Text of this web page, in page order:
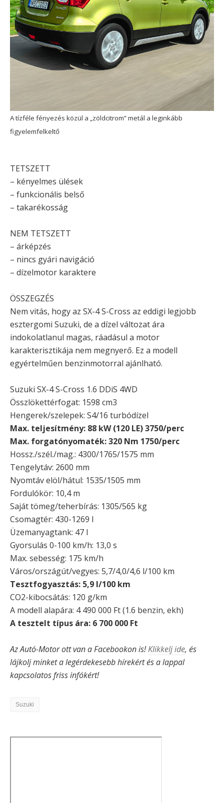
A tízféle fényezés közül a „zöldcitrom” metál a leginkább
figyelemfelkeltő
TETSZETT
– kényelmes ülések
– funkcionális belső
– takarékosság
NEM TETSZETT
– árképzés
– nincs gyári navigáció
– dízelmotor karaktere
ÖSSZEGZÉS
Nem vitás, hogy az SX-4 S-Cross az eddigi legjobb
esztergomi Suzuki, de a dízel változat ára
indokolatlanul magas, ráadásul a motor
karakterisztikája nem megnyerő. Ez a modell
egyértelműen benzinmotorral ajánlható.
Suzuki SX-4 S-Cross 1.6 DDiS 4WD
Összlökettérfogat: 1598 cm3
Hengerek/szelepek: S4/16 turbódízel
Max. teljesítmény: 88 kW (120 LE) 3750/perc
Max. forgatónyomaték: 320 Nm 1750/perc
Hossz./szél./mag.: 4300/1765/1575 mm
Tengelytáv: 2600 mm
Nyomtáv elöl/hátul: 1535/1505 mm
Fordulókör: 10,4 m
Saját tömeg/teherbírás: 1305/565 kg
Csomagtér: 430-1269 l
Üzemanyagtank: 47 l
Gyorsulás 0-100 km/h: 13,0 s
Max. sebesség: 175 km/h
Város/országút/vegyes: 5,7/4,0/4,6 l/100 km
Tesztfogyasztás: 5,9 l/100 km
CO2-kibocsátás: 120 g/km
A modell alapára: 4 490 000 Ft (1.6 benzin, ekh)
A tesztelt típus ára: 6 700 000 Ft
Az Autó-Motor ott van a Facebookon is!Klikkelj ide, és
lájkolj minket a legérdekesebb hírekért és a lappal
kapcsolatos friss infókért!
Suzuki